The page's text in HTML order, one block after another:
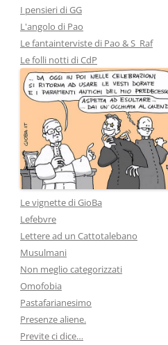
I pensieri di GG
L'angolo di Pao
Le fantainterviste di Pao & S_Raf
Le folli notti di CdP
Le vignette di GioBa
Lefebvre
Lettere ad un Cattotalebano
Musulmani
Non meglio categorizzati
Omofobia
Pastafarianesimo
Presenze aliene.
Previte ci dice…